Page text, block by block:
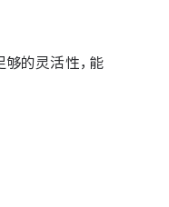
的灵活性，能